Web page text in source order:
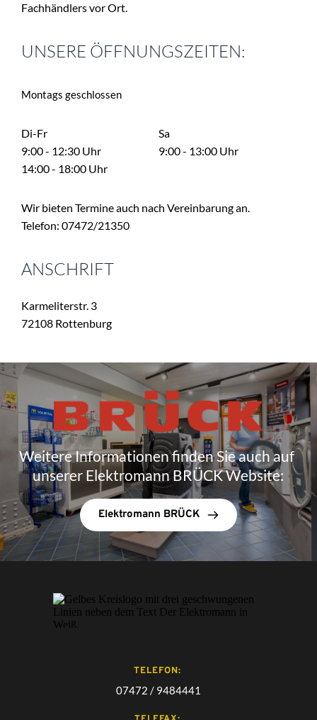
Fachhändlers vor Ort.
UNSERE ÖFFNUNGSZEITEN:
Montags geschlossen
Di-Fr
9:00 - 12:30 Uhr
14:00 - 18:00 Uhr
Sa
9:00 - 13:00 Uhr
Wir bieten Termine auch nach Vereinbarung an.
Telefon: 07472/21350
ANSCHRIFT
Karmeliterstr. 3
72108 Rottenburg
Weitere Informationen finden Sie auch auf
unserer Elektromann BRÜCK Website:
Elektromann BRÜCK
TELEFON:
07472 / 9484441